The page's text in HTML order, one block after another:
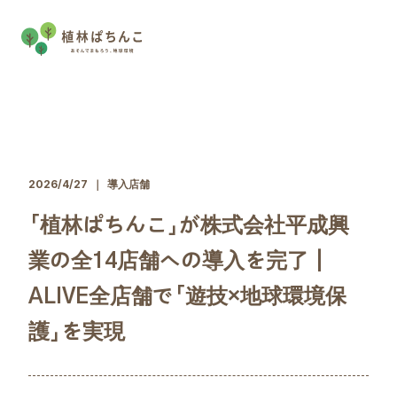
2026/4/27 ｜ 導入店舗
「植林ぱちんこ」が株式会社平成興
業の全14店舗への導入を完了｜
ALIVE全店舗で「遊技×地球環境保
護」を実現